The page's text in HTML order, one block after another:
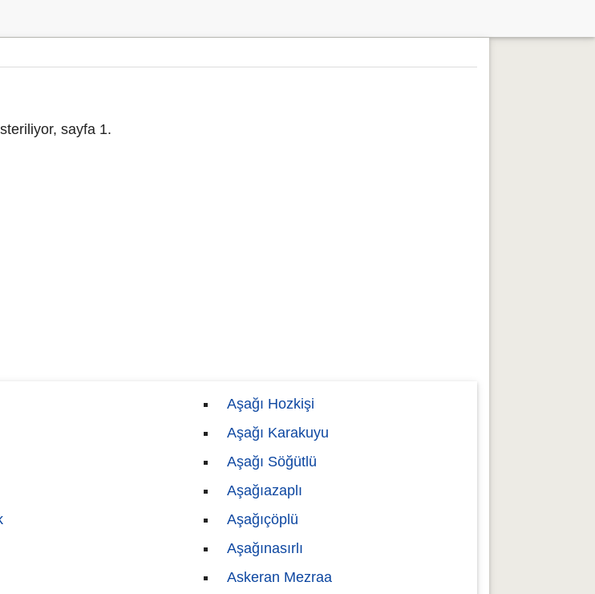
sayfa 1.
Aşağı Hozkişi
Aşağı Karakuyu
Aşağı Söğütlü
Aşağıazaplı
Aşağıçöplü
Aşağınasırlı
Askeran Mezraa